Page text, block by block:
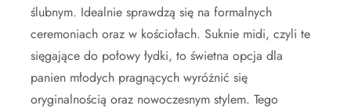
ślubnym. Idealnie sprawdzą się na formalnych
ceremoniach oraz w kościołach. Suknie midi, czyli te
sięgające do połowy łydki, to świetna opcja dla
panien młodych pragnących wyróżnić się
oryginalnością oraz nowoczesnym stylem. Tego